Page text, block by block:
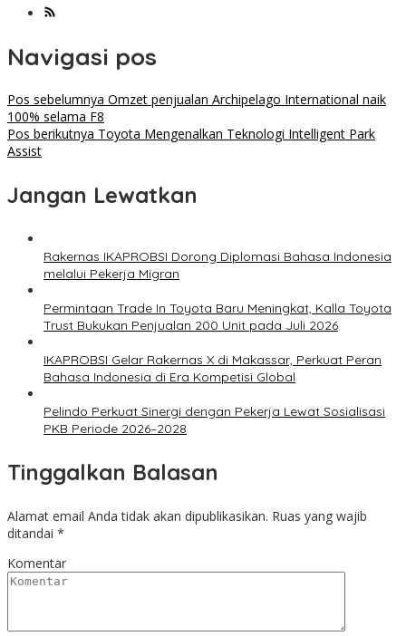
Navigasi pos
Pos sebelumnya Omzet penjualan Archipelago International naik
100% selama F8
Pos berikutnya Toyota Mengenalkan Teknologi Intelligent Park
Assist
Jangan Lewatkan
Rakernas IKAPROBSI Dorong Diplomasi Bahasa Indonesia
melalui Pekerja Migran
Permintaan Trade In Toyota Baru Meningkat, Kalla Toyota
Trust Bukukan Penjualan 200 Unit pada Juli 2026
IKAPROBSI Gelar Rakernas X di Makassar, Perkuat Peran
Bahasa Indonesia di Era Kompetisi Global
Pelindo Perkuat Sinergi dengan Pekerja Lewat Sosialisasi
PKB Periode 2026–2028
Tinggalkan Balasan
Alamat email Anda tidak akan dipublikasikan. Ruas yang wajib
ditandai *
Komentar